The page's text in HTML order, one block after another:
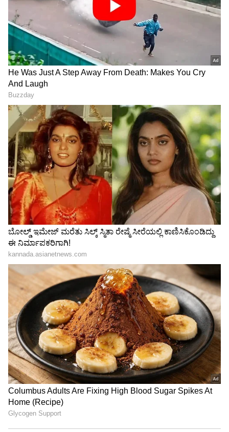
Related Articles
ಸಂಖ್ಯಾಶಾಸ್ತ್ರ ಪ್ರಕಾರ 1ನೇ ದಿನಾಂಕದಂದು ಜನಿಸಿದವರ
ಸಾಮರ್ಥ್ಯ, ವೀಕ್‌ನೆಸ್ ಏನು?
5
Image Credit :StockPhoto
ಮೂಲಾಂಕ 1, 2, 3, 4 ಮತ್ತು 5
ಮೂಲ ಸಂಖ್ಯೆ 1
ಸಂಖ್ಯಾಶಾಸ್ತ್ರದ ಪ್ರಕಾರ, ಮೂಲ ಸಂಖ್ಯೆ 1 ಹೊಂದಿರುವವರಿಗೆ
22ನೇ ವಯಸ್ಸು ಬಹಳ ವಿಶೇಷ. ಈ ವಯಸ್ಸಿನಲ್ಲಿ ಯಶಸ್ಸಿಗೆ